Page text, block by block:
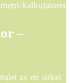
kalkulatorer
–
av en sirkel